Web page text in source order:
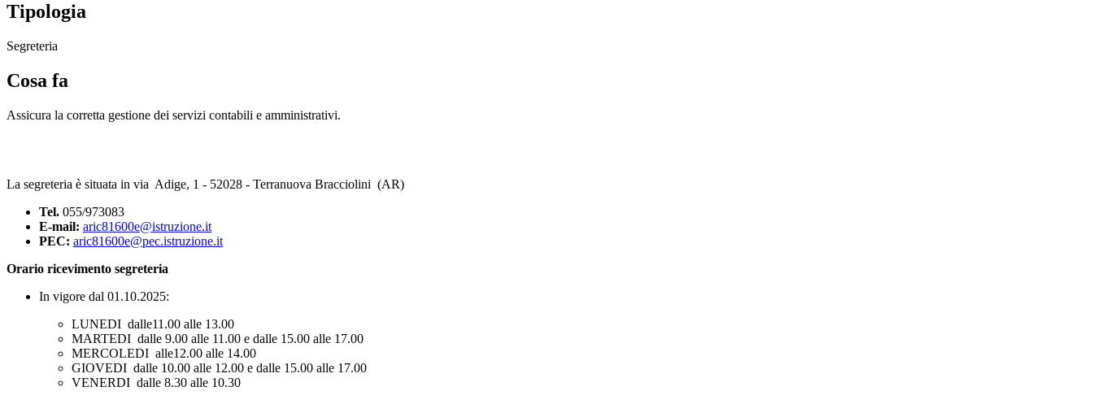
Tipologia
Segreteria
Cosa fa
Assicura la corretta gestione dei servizi contabili e amministrativi.
La segreteria è situata in via Adige, 1 - 52028 - Terranuova Bracciolini (AR)
Tel. 055/973083
E-mail: aric81600e@istruzione.it
PEC: aric81600e@pec.istruzione.it
Orario ricevimento segreteria
In vigore dal 01.10.2025:
LUNEDI dalle11.00 alle 13.00
MARTEDI dalle 9.00 alle 11.00 e dalle 15.00 alle 17.00
MERCOLEDI alle12.00 alle 14.00
GIOVEDI dalle 10.00 alle 12.00 e dalle 15.00 alle 17.00
VENERDI dalle 8.30 alle 10.30